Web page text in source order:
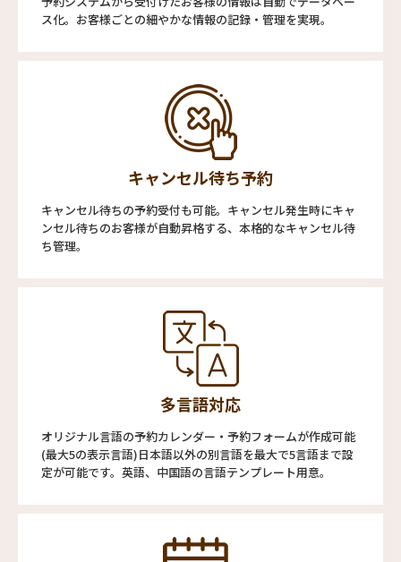
ス化。お客様ごとの細やかな情報の記録・管理を実現。
キャンセル待ち予約
キャンセル待ちの予約受付も可能。キャンセル発生時にキャ
ンセル待ちのお客様が自動昇格する、本格的なキャンセル待
ち管理。
多言語対応
オリジナル言語の予約カレンダー・予約フォームが作成可能
(最大5の表示言語)日本語以外の別言語を最大で5言語まで設
定が可能です。英語、中国語の言語テンプレート用意。